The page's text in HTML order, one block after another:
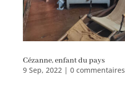
Cézanne, enfant du pays
9 Sep, 2022 | 0 commentaires